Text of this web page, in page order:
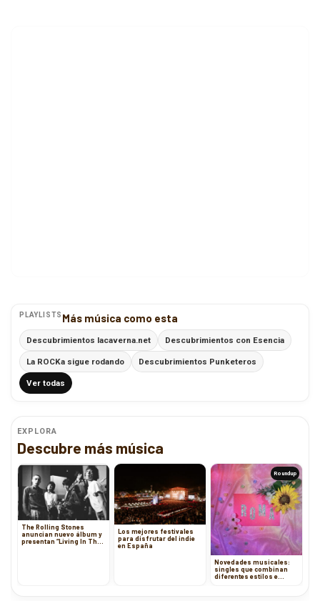
PLAYLISTS Más música como esta
Descubrimientos lacaverna.net Descubrimientos con Esencia
La ROCKa sigue rodando Descubrimientos Punketeros
Ver todas
EXPLORA
Descubre más música
The Rolling Stones
anuncian nuevo álbum y
presentan “Living In The
Los mejores festivales
para disfrutar del indie
en España
Roundup
Novedades musicales:
singles que combinan
diferentes estilos e